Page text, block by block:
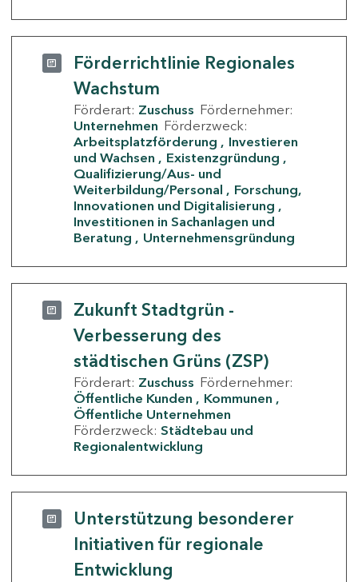
Förderrichtlinie Regionales
Wachstum
Förderart: Zuschuss Fördernehmer:
Unternehmen Förderzweck:
Arbeitsplatzförderung
Investieren
und Wachsen
Existenzgründung
Qualifizierung/Aus- und
Weiterbildung/Personal
Forschung,
Innovationen und Digitalisierung
Investitionen in Sachanlagen und
Beratung
Unternehmensgründung
Zukunft Stadtgrün -
Verbesserung des
städtischen Grüns (ZSP)
Förderart: Zuschuss Fördernehmer:
Öffentliche Kunden
Kommunen
Öffentliche Unternehmen
Förderzweck: Städtebau und
Regionalentwicklung
Unterstützung besonderer
Initiativen für regionale
Entwicklung